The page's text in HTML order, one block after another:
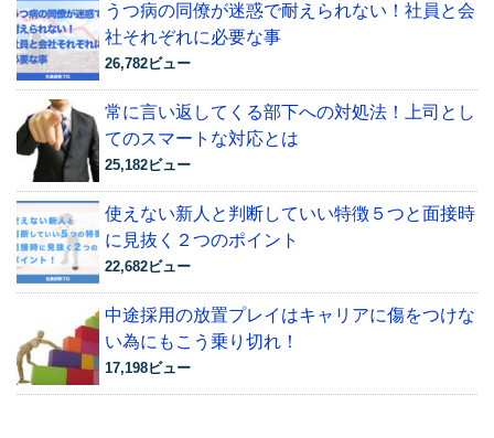
うつ病の同僚が迷惑で耐えられない！社員と会
社それぞれに必要な事
26,782ビュー
常に言い返してくる部下への対処法！上司とし
てのスマートな対応とは
25,182ビュー
使えない新人と判断していい特徴５つと面接時
に見抜く２つのポイント
22,682ビュー
中途採用の放置プレイはキャリアに傷をつけな
い為にもこう乗り切れ！
17,198ビュー